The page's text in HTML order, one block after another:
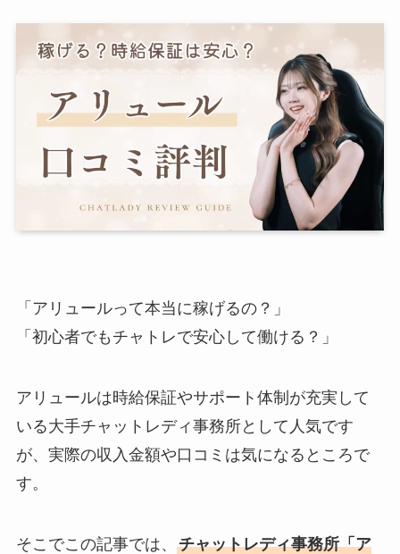
「アリュールって本当に稼げるの？」
「初心者でもチャトレで安心して働ける？」
アリュールは時給保証やサポート体制が充実して
いる大手チャットレディ事務所として人気です
が、実際の収入金額や口コミは気になるところで
す。
そこでこの記事では、 チャットレディ事務所「ア